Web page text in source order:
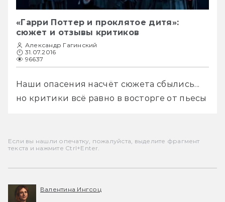
«Гарри Поттер и проклятое дитя»:
сюжет и отзывы критиков
Александр Гагинский
31.07.2016
96637
Наши опасения насчёт сюжета сбылись...
но критики всё равно в восторге от пьесы
Если вы нашли опечатку, пожалуйста, выделите фрагмент
текста и нажмите Ctrl+Enter.
Валентина Ингсоц